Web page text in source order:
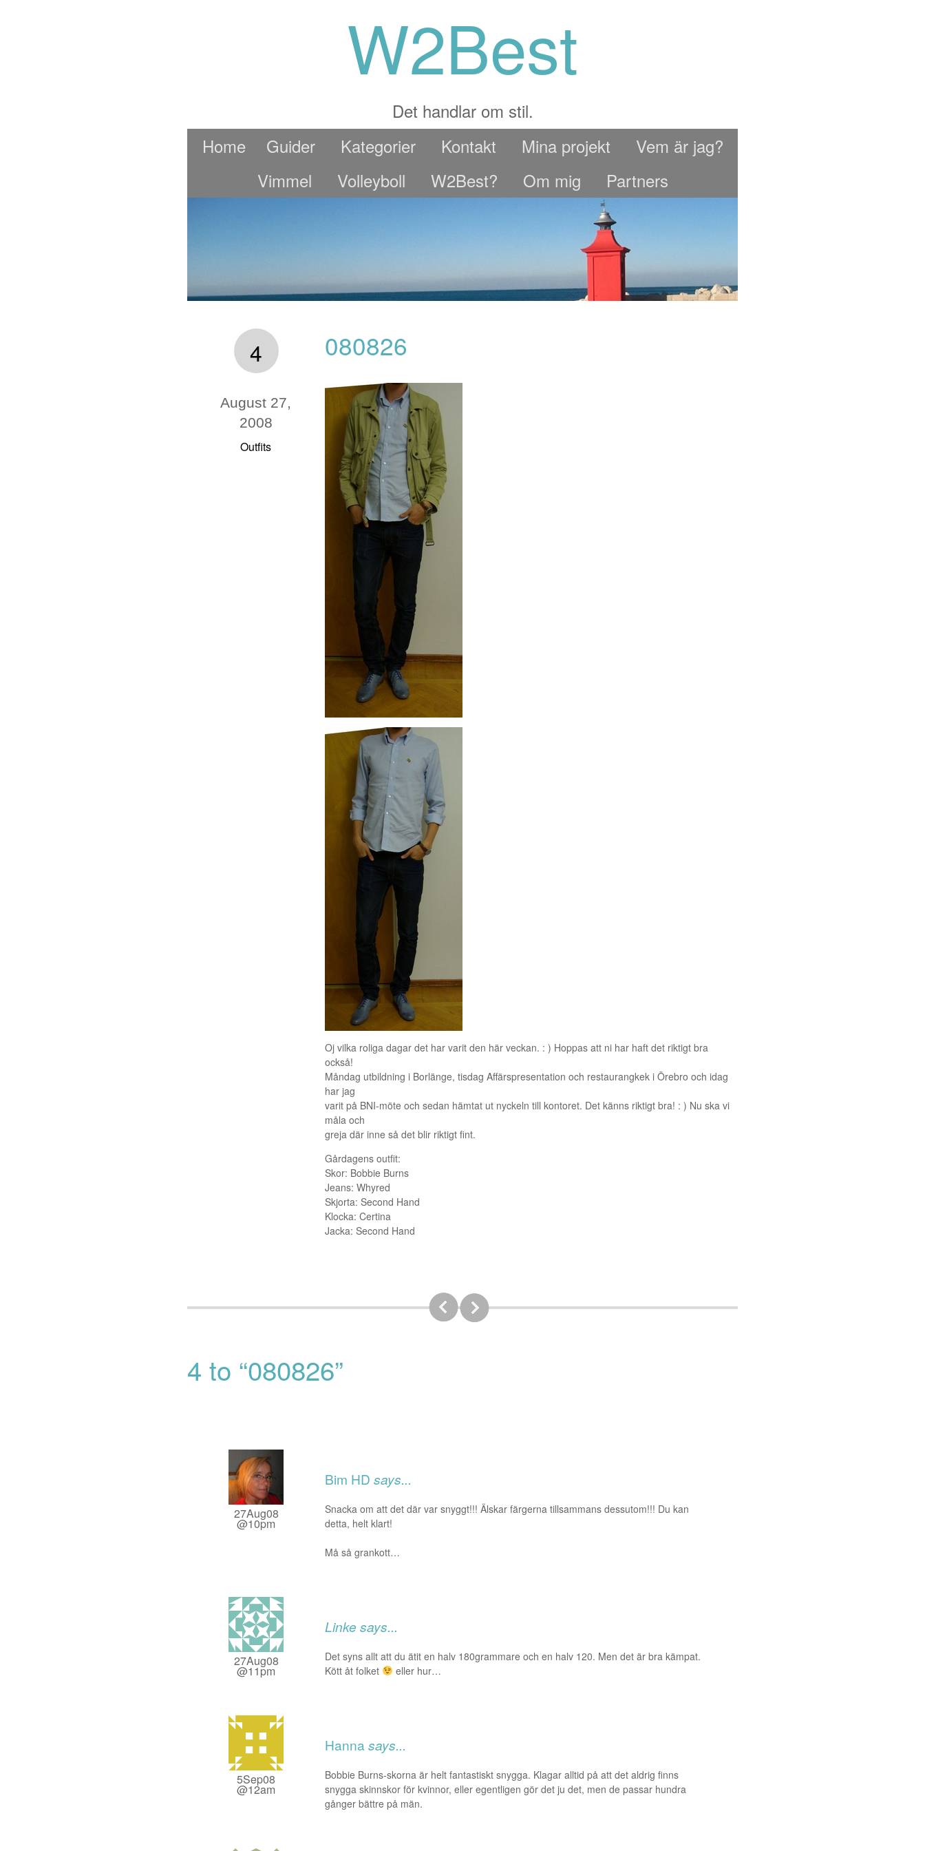
W2Best
Det handlar om stil.
Home
Guider Kategorier Kontakt Mina projekt
Vem är jag?
Vimmel
Volleyboll W2Best? Om mig Partners
4
August 27,
2008
Outfits
080826
Oj vilka roliga dagar det har varit den här veckan. : ) Hoppas att ni har haft det riktigt bra
också!
Måndag utbildning i Borlänge, tisdag Affärspresentation och restaurangkek i Örebro och idag
har jag
varit på BNI-möte och sedan hämtat ut nyckeln till kontoret. Det känns riktigt bra! : ) Nu ska vi
måla och
greja där inne så det blir riktigt fint.
Gårdagens outfit:
Skor: Bobbie Burns
Jeans: Whyred
Skjorta: Second Hand
Klocka: Certina
Jacka: Second Hand
4 to “080826”
27Aug08
@10pm
Bim HD says...
Snacka om att det där var snyggt!!! Älskar färgerna tillsammans dessutom!!! Du kan
detta, helt klart!
Må så grankott…
27Aug08
@11pm
Linke says...
Det syns allt att du ätit en halv 180grammare och en halv 120. Men det är bra kämpat.
Kött åt folket
eller hur…
5Sep08
@12am
Hanna says...
Bobbie Burns-skorna är helt fantastiskt snygga. Klagar alltid på att det aldrig finns
snygga skinnskor för kvinnor, eller egentligen gör det ju det, men de passar hundra
gånger bättre på män.